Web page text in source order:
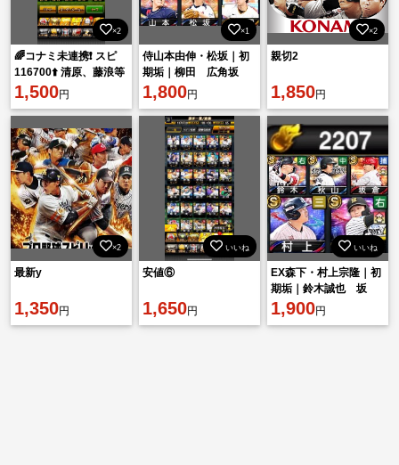
×2
🌈コナミ未連携❗️ スピ
116700⬆️ 清原、藤浪等
所持❗️
1,500円
×1
侍山本由伸・松坂｜初
期垢｜柳田 広角坂
倉 S49
1,800円
×2
親切2
1,850円
×2
最新y
1,350円
いいね
安値⑥
1,650円
いいね
EX森下・村上宗隆｜初
期垢｜鈴木誠也 坂
倉 S43
1,900円